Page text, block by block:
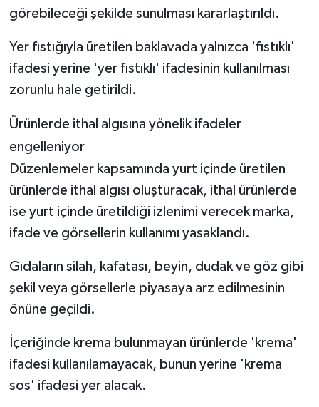
görebileceği şekilde sunulması kararlaştırıldı.
Yer fıstığıyla üretilen baklavada yalnızca 'fıstıklı'
ifadesi yerine 'yer fıstıklı' ifadesinin kullanılması
zorunlu hale getirildi.
Ürünlerde ithal algısına yönelik ifadeler
engelleniyor
Düzenlemeler kapsamında yurt içinde üretilen
ürünlerde ithal algısı oluşturacak, ithal ürünlerde
ise yurt içinde üretildiği izlenimi verecek marka,
ifade ve görsellerin kullanımı yasaklandı.
Gıdaların silah, kafatası, beyin, dudak ve göz gibi
şekil veya görsellerle piyasaya arz edilmesinin
önüne geçildi.
İçeriğinde krema bulunmayan ürünlerde 'krema'
ifadesi kullanılamayacak, bunun yerine 'krema
sos' ifadesi yer alacak.